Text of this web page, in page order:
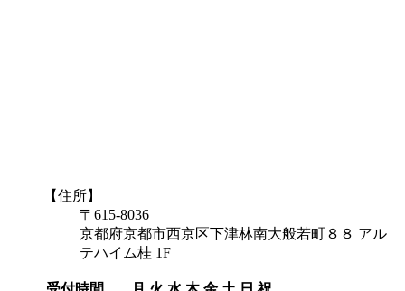
【住所】
〒615-8036
京都府京都市西京区下津林南大般若町８８ アル
テハイム桂 1F